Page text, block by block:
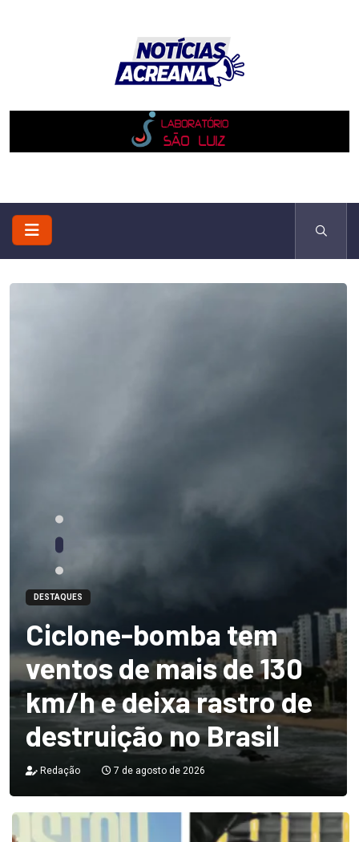
DESTAQUES
Ciclone-bomba tem
ventos de mais de 130
km/h e deixa rastro de
destruição no Brasil
Redação 7 de agosto de 2026